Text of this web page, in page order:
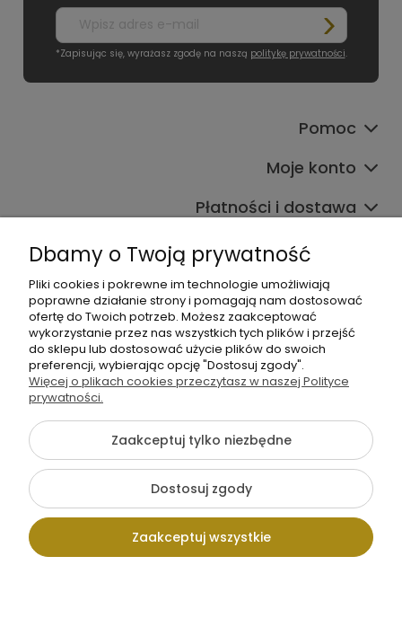
*Zapisując się, wyrażasz zgodę na naszą politykę prywatności.
Pomoc
Moje konto
Płatności i dostawa
Informacje
O nas
Pokaż pełną wersję strony
Sklep internetowy Shoper.pl
Dbamy o Twoją prywatność
Pliki cookies i pokrewne im technologie umożliwiają
poprawne działanie strony i pomagają nam dostosować
ofertę do Twoich potrzeb. Możesz zaakceptować
wykorzystanie przez nas wszystkich tych plików i przejść
do sklepu lub dostosować użycie plików do swoich
preferencji, wybierając opcję "Dostosuj zgody".
Więcej o plikach cookies przeczytasz w naszej Polityce
prywatności.
Zaakceptuj tylko niezbędne
Dostosuj zgody
Zaakceptuj wszystkie